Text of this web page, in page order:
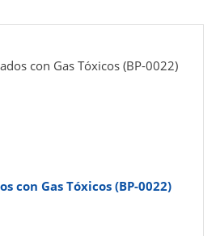
con Gas Tóxicos (BP-0022)